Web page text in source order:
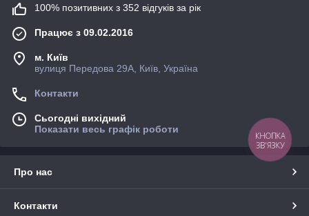
100% позитивних з 352 відгуків за рік
Працює з 09.02.2016
м. Київ
вулиця Передова 29А, Київ, Україна
Контакти
Сьогодні вихідний
Показати весь графік роботи
Про нас
Контакти
КНОПКА
ЗВ'ЯЗКУ